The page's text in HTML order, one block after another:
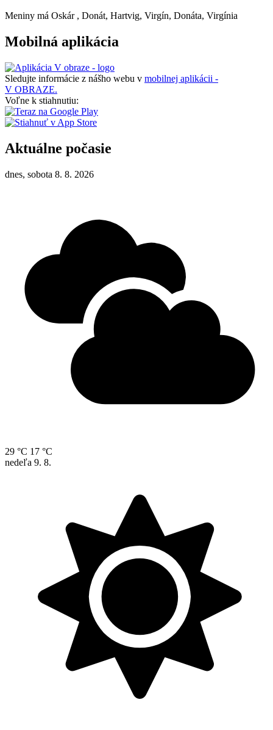
Meniny má Oskár , Donát, Hartvig, Virgín, Donáta, Virgínia
Mobilná aplikácia
Sledujte informácie z nášho webu v mobilnej aplikácii -
V OBRAZE.
Voľne k stiahnutiu:
Aktuálne počasie
dnes, sobota 8. 8. 2026
29 °C 17 °C
nedeľa 9. 8.